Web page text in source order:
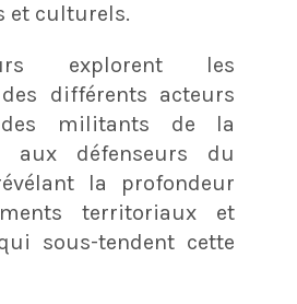
et culturels.
explorent les
différents acteurs
militants de la
aux défenseurs du
la profondeur
territoriaux et
sous-tendent cette